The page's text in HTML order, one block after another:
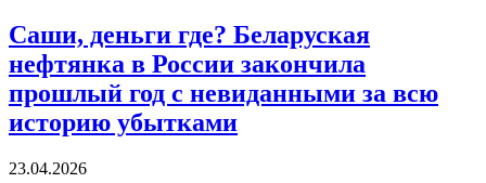
Саши, деньги где? Беларуская
нефтянка в России закончила
прошлый год с невиданными за всю
историю убытками
23.04.2026